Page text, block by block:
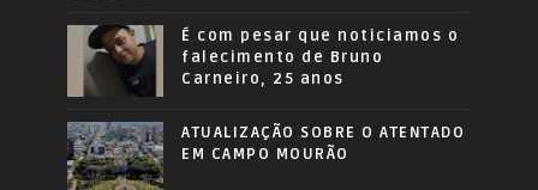
É com pesar que noticiamos o
falecimento de Bruno
Carneiro, 25 anos
ATUALIZAÇÃO SOBRE O ATENTADO
EM CAMPO MOURÃO